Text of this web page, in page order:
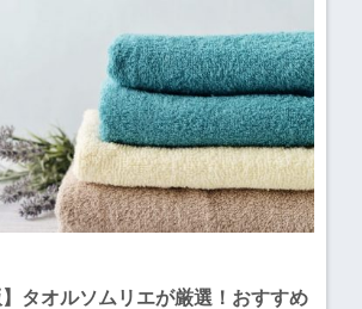
】タオルソムリエが厳選！おすすめ